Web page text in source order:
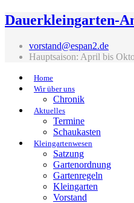
Dauerkleingarten-
vorstand@espan2.de
Hauptsaison: April bis
Home
Wir über uns
Chronik
Aktuelles
Termine
Schaukasten
Kleingartenwesen
Satzung
Gartenordnung
Gartenregeln
Kleingarten
Vorstand